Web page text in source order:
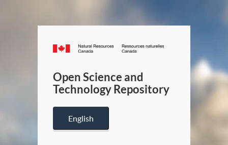
Canada.ca
/
Canada
Open Science and
Technology Repository
English